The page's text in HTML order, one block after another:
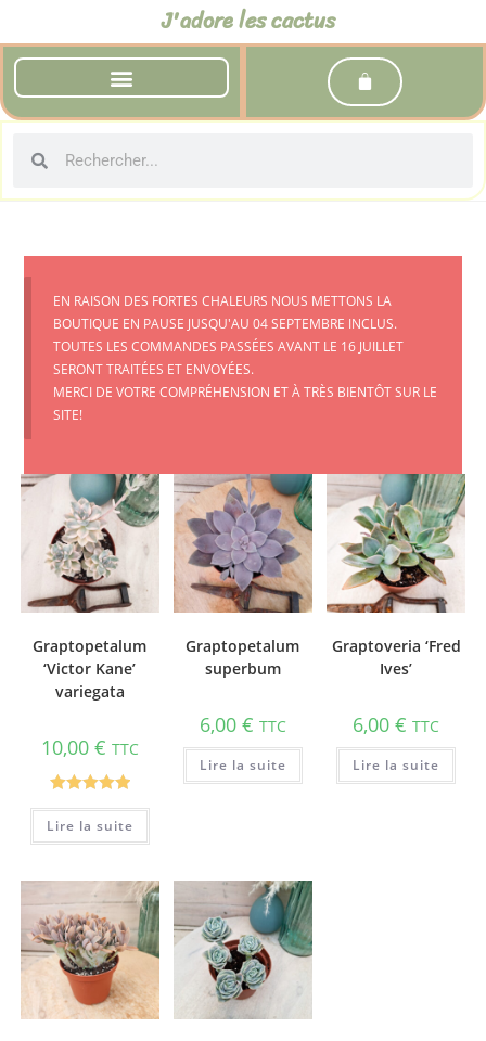
J'adore les cactus
EN RAISON DES FORTES CHALEURS NOUS METTONS LA
BOUTIQUE EN PAUSE JUSQU'AU 04 SEPTEMBRE INCLUS.
TOUTES LES COMMANDES PASSÉES AVANT LE 16 JUILLET
SERONT TRAITÉES ET ENVOYÉES.
MERCI DE VOTRE COMPRÉHENSION ET À TRÈS BIENTÔT SUR LE
SITE!
Graptopetalum
‘Victor Kane’
variegata
10,00 € TTC
Note5.00
sur 5
Lire la suite
Graptopetalum
superbum
6,00 € TTC
Lire la suite
Graptoveria ‘Fred
Ives’
6,00€ TTC
Lire la suite